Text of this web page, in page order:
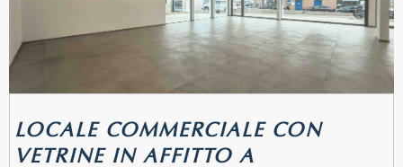
LOCALE COMMERCIALE CON
VETRINE IN AFFITTO A